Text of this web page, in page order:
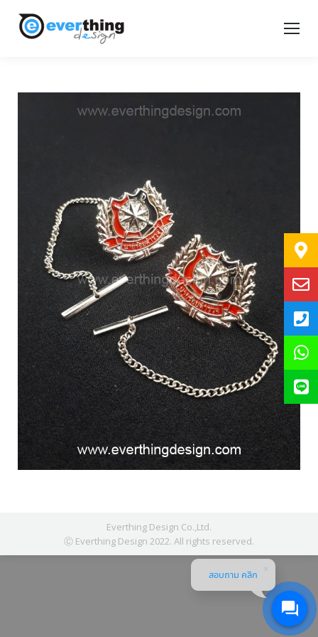
Everthing Design Co.,Ltd.
Ⓒ Everthing Design 2022. All rights reserved.
สอบถาม คลิก